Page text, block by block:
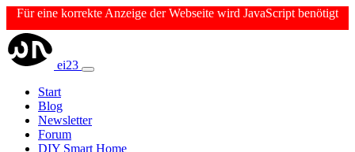
Für eine korrekte Anzeige der Webseite wird JavaScript benötigt
ei23
Start
Blog
Newsletter
Forum
DIY Smart Home